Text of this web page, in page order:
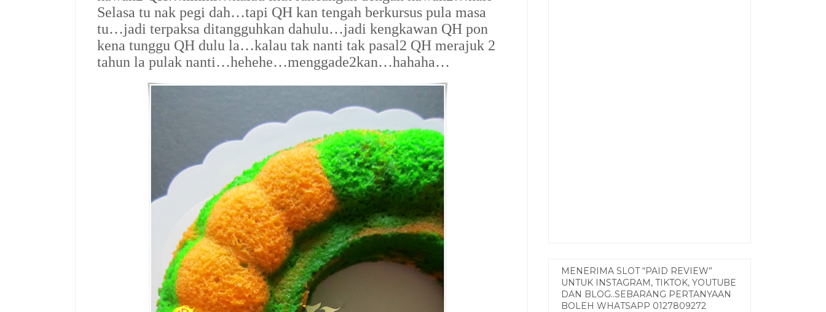
Selasa tu nak pegi dah…tapi QH kan tengah berkursus pula masa
tu…jadi terpaksa ditangguhkan dahulu…jadi kengkawan QH pon
kena tunggu QH dulu la…kalau tak nanti tak pasal2 QH merajuk 2
tahun la pulak nanti…hehehe…menggade2kan…hahaha…
MENERIMA SLOT “PAID REVIEW”
UNTUK INSTAGRAM, TIKTOK, YOUTUBE
DAN BLOG..SEBARANG PERTANYAAN
BOLEH WHATSAPP 0127809272